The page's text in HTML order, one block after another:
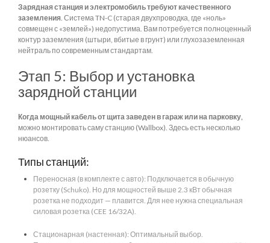
Зарядная станция и электромобиль требуют качественного
заземления . Система TN-C (старая двухпроводка, где «ноль»
совмещен с «землей») недопустима. Вам потребуется полноценный
контур заземления (штыри, вбитые в грунт) или глухозаземленная
нейтраль по современным стандартам.
Этап 5: Выбор и установка
зарядной станции
Когда мощный кабель от щита заведен в гараж или на парковку,
можно монтировать саму станцию (Wallbox). Здесь есть несколько
нюансов.
Типы станций:
Переносная (в комплекте с авто): Подключается в обычную
розетку (Schuko). Но для мощностей выше 2.3 кВт обычная
розетка не подходит — плавится. Для нее нужна специальная
силовая розетка (CEE 16/32A).
Стационарная (настенная): Оптимальный выбор.